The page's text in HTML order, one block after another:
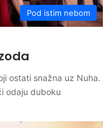
Pod istim nebom
ostati snažna uz Nuha.
odaju duboku